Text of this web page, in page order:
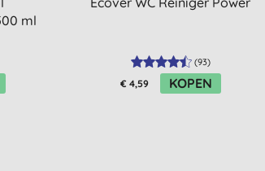
ml
(93)
€ 4,59 KOPEN